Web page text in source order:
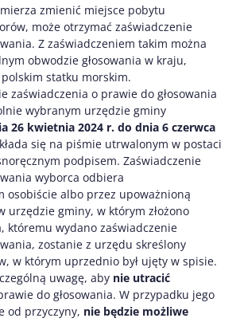
zmienić miejsce pobytu
może otrzymać zaświadczenie
Z zaświadczeniem takim można
obwodzie głosowania w kraju,
statku morskim.
zaświadczenia o prawie do głosowania
wybranym urzędzie gminy
26 kwietnia 2024 r. do dnia 6 czerwca
się na piśmie utrwalonym w postaci
podpisem. Zaświadczenie
wyborca odbiera
osobiście albo przez upoważnioną
urzędzie gminy, w którym złożono
któremu wydano zaświadczenie
zostanie z urzędu skreślony
w którym uprzednio był ujęty w spisie.
uwagę, aby nie utracić
do głosowania. W przypadku jego
od przyczyny, nie będzie możliwe